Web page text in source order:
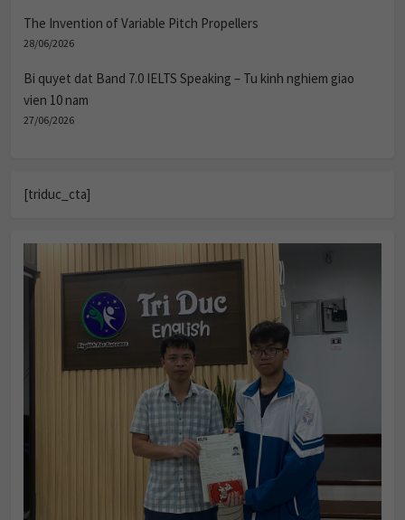
The Invention of Variable Pitch Propellers
28/06/2026
Bi quyet dat Band 7.0 IELTS Speaking – Tu kinh nghiem giao
vien 10 nam
27/06/2026
[triduc_cta]